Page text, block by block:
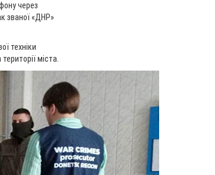
через
званої «ДНР»
техніки
міста.